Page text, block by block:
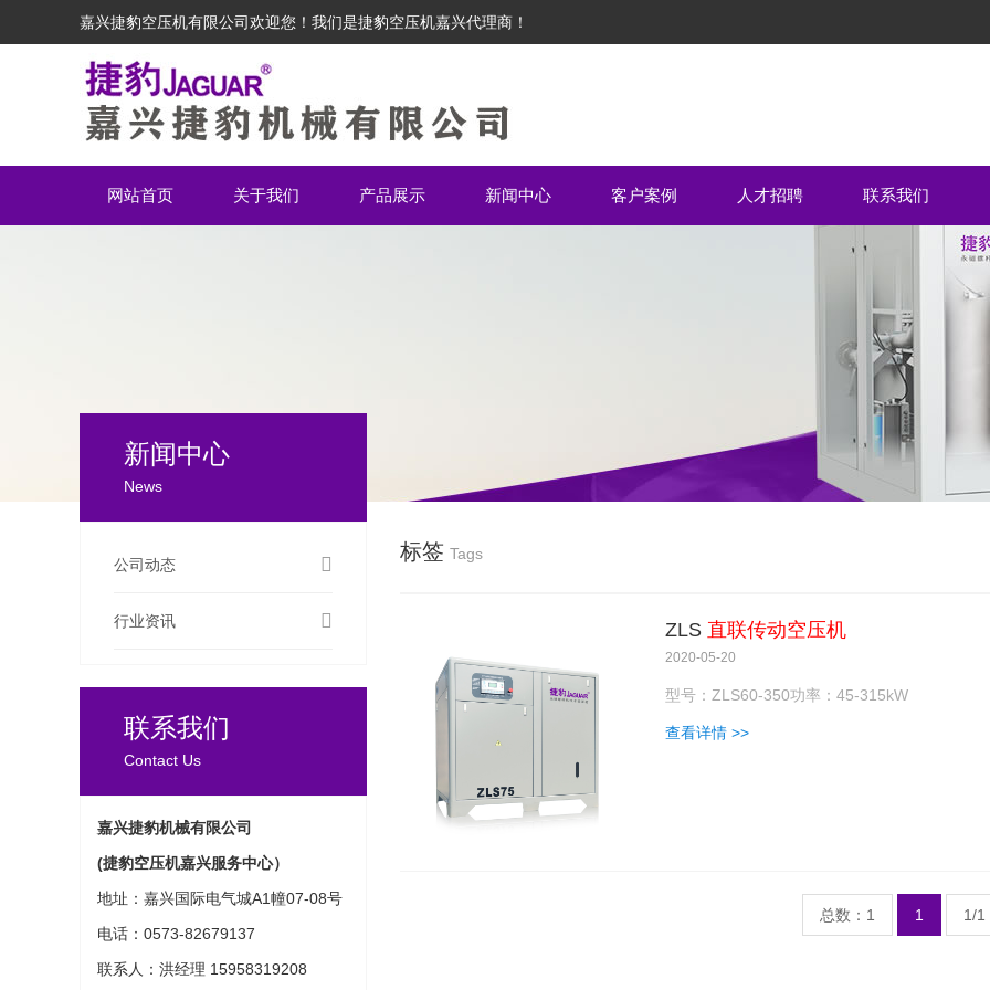
嘉兴捷豹空压机有限公司欢迎您！我们是捷豹空压机嘉兴代理商！
网站首页 关于我们 产品展示 新闻中心 客户案例 人才招聘 联系我们
新闻中心
News
公司动态
行业资讯
联系我们
Contact Us
嘉兴捷豹机械有限公司
(捷豹空压机嘉兴服务中心）
地址：嘉兴国际电气城A1幢07-08号
电话：0573-82679137
联系人：洪经理 15958319208
标签 Tags
ZLS 直联传动空压机
2020-05-20
型号：ZLS60-350功率：45-315kW
查看详情 >>
总数：1 1 1/1